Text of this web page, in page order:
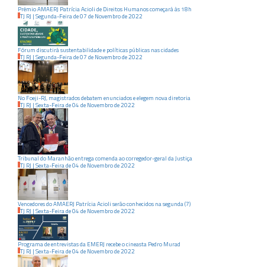
Prêmio AMAERJ Patrícia Acioli de Direitos Humanos começará às 18h
TJ RJ | Segunda-Feirade07 de Novembrode2022
Fórum discutirá sustentabilidade e políticas públicas nas cidades
TJ RJ | Segunda-Feirade07 de Novembrode2022
No Foeji-RJ, magistrados debatem enunciados e elegem nova diretoria
TJ RJ | Sexta-Feirade04 de Novembrode2022
Tribunal do Maranhão entrega comenda ao corregedor-geral da Justiça
TJ RJ | Sexta-Feirade04 de Novembrode2022
Vencedores do AMAERJ Patrícia Acioli serão conhecidos na segunda (7)
TJ RJ | Sexta-Feirade04 de Novembrode2022
Programa de entrevistas da EMERJ recebe o cineasta Pedro Murad
TJ RJ | Sexta-Feirade04 de Novembrode2022